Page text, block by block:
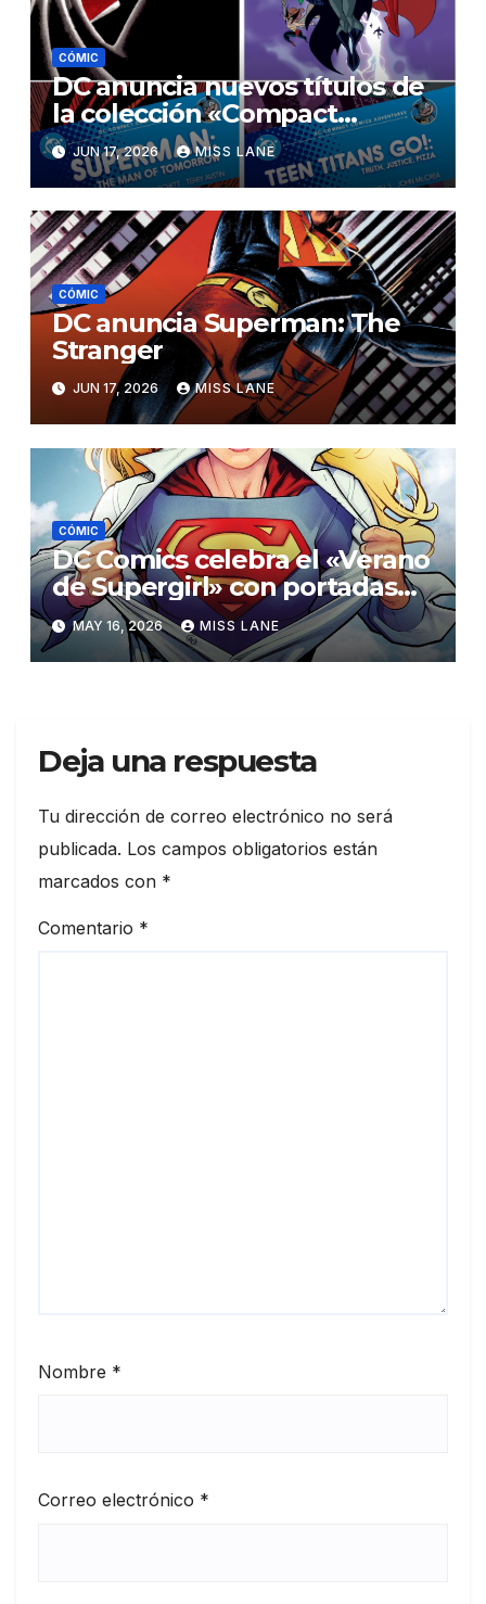
CÓMIC
DC anuncia nuevos títulos de
la colección «Compact
Comics Adventures»
JUN 17, 2026 MISS LANE
CÓMIC
DC anuncia Superman: The
Stranger
JUN 17, 2026 MISS LANE
CÓMIC
DC Comics celebra el «Verano
de Supergirl» con portadas
alternativas repletas de
estrellas
MAY 16, 2026 MISS LANE
Deja una respuesta
Tu dirección de correo electrónico no será
publicada. Los campos obligatorios están
marcados con *
Comentario *
Nombre *
Correo electrónico *